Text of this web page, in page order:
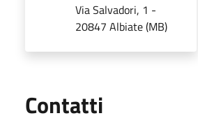
Via Salvadori, 1 -
20847 Albiate (MB)
Contatti